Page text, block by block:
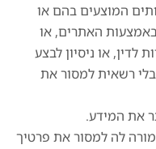
המוצעים בהם או
האתרים, או
לדין, או ניסיון לבצע
רשאית למסור את
את המידע.
לה למסור את פרטיך